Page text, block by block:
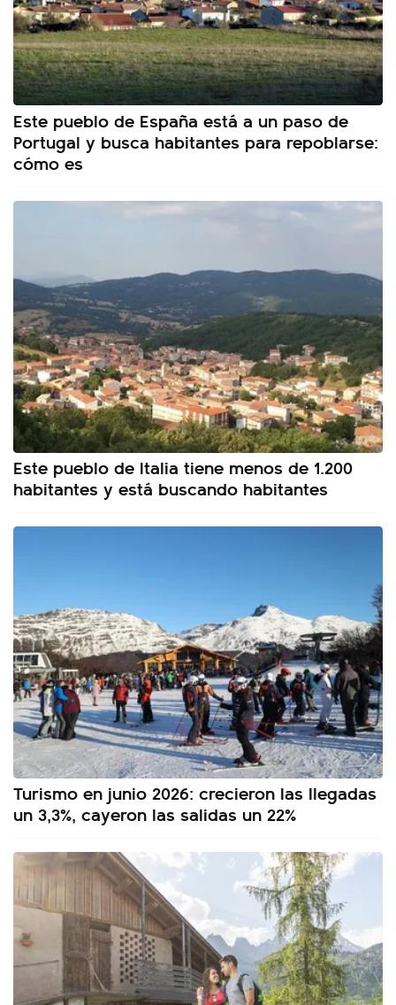
Este pueblo de España está a un paso de
Portugal y busca habitantes para repoblarse:
cómo es
Este pueblo de Italia tiene menos de 1.200
habitantes y está buscando habitantes
Turismo en junio 2026: crecieron las llegadas
un 3,3%, cayeron las salidas un 22%